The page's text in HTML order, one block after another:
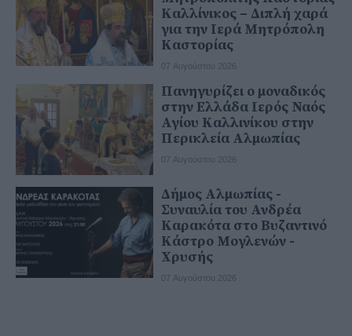
Καλλίνικος – Διπλή χαρά
για την Ιερά Μητρόπολη
Καστορίας
07 Αυγούστου 2026
Πανηγυρίζει ο μοναδικός
στην Ελλάδα Ιερός Ναός
Αγίου Καλλινίκου στην
Περικλεία Αλμωπίας
07 Αυγούστου 2026
Δήμος Αλμωπίας -
Συναυλία του Ανδρέα
Καρακότα στο Βυζαντινό
Κάστρο Μογλενών -
Χρυσής
07 Αυγούστου 2026